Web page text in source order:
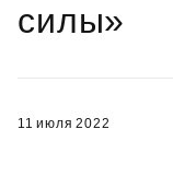
силы»
11 июля 2022